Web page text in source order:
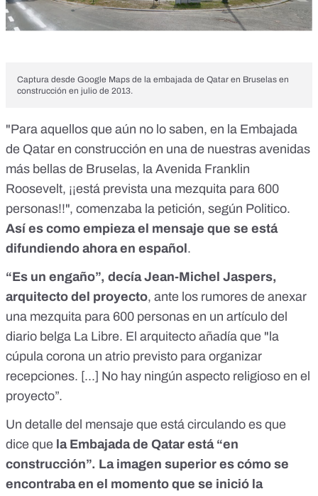
Captura desde Google Maps de la embajada de Qatar en Bruselas en
construcción en julio de 2013.
"Para aquellos que aún no lo saben, en la Embajada
de Qatar en construcción en una de nuestras avenidas
más bellas de Bruselas, la Avenida Franklin
Roosevelt, ¡¡está prevista una mezquita para 600
personas!!", comenzaba la petición, según Politico.
Así es como empieza el mensaje que se está
difundiendo ahora en español .
“Es un engaño”, decía Jean-Michel Jaspers,
arquitecto del proyecto, ante los rumores de anexar
una mezquita para 600 personas en un artículo del
diario belga La Libre. El arquitecto añadía que "la
cúpula corona un atrio previsto para organizar
recepciones. [...] No hay ningún aspecto religioso en el
proyecto”.
Un detalle del mensaje que está circulando es que
dice que la Embajada de Qatar está “en
construcción”. La imagen superior es cómo se
encontraba en el momento que se inició la